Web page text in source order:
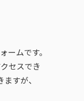
ムです。
セスでき
すが、